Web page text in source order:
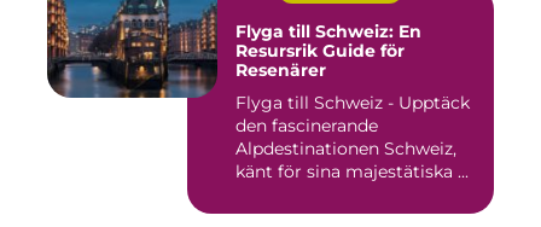
Flyga till Schweiz: En
Resursrik Guide för
Resenärer
Flyga till Schweiz - Upptäck
den fascinerande
Alpdestinationen Schweiz,
känt för sina majestätiska ...